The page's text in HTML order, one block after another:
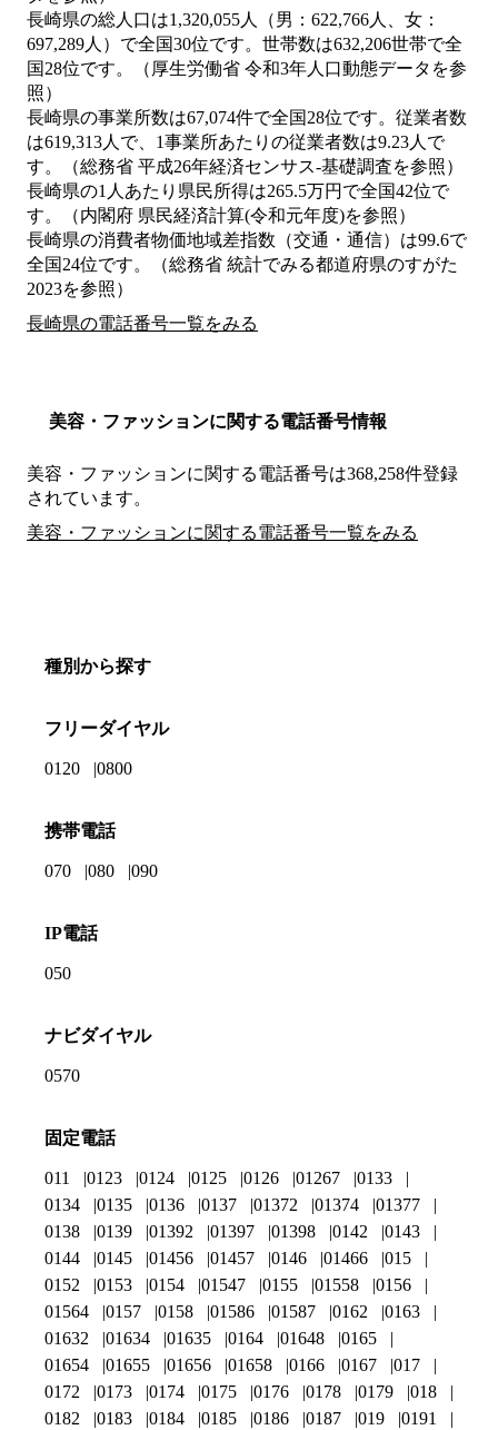
長崎県の総人口は1,320,055人（男：622,766人、女：
697,289人）で全国30位です。世帯数は632,206世帯で全
国28位です。（厚生労働省 令和3年人口動態データを参
照）
長崎県の事業所数は67,074件で全国28位です。従業者数
は619,313人で、1事業所あたりの従業者数は9.23人で
す。（総務省 平成26年経済センサス‐基礎調査を参照）
長崎県の1人あたり県民所得は265.5万円で全国42位で
す。（内閣府 県民経済計算(令和元年度)を参照）
長崎県の消費者物価地域差指数（交通・通信）は99.6で
全国24位です。（総務省 統計でみる都道府県のすがた
2023を参照）
長崎県の電話番号一覧をみる
美容・ファッションに関する電話番号情報
美容・ファッションに関する電話番号は368,258件登録
されています。
美容・ファッションに関する電話番号一覧をみる
種別から探す
フリーダイヤル
0120 0800
携帯電話
070 080 090
IP電話
050
ナビダイヤル
0570
固定電話
011 0123 0124 0125 0126 01267
0133
0134
0135 0136 0137 01372 01374
01377
0138
0139 01392 01397 01398 0142
0143
0144
0145 01456 01457 0146 01466
015
0152
0153 0154 01547 0155 01558
0156
01564
0157 0158 01586 01587 0162
0163
01632
01634 01635 0164 01648
0165
01654
01655 01656 01658 0166 0167
017
0172
0173 0174 0175 0176 0178 0179
018
0182
0183 0184 0185 0186 0187 019 0191